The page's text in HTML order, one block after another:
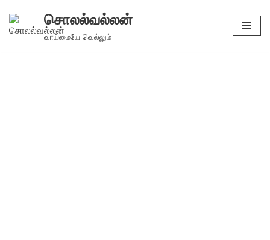
Skip
சொலல்வல்லன்
வாய்மையே வெல்லும்